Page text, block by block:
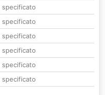
specificato
specificato
specificato
specificato
specificato
specificato